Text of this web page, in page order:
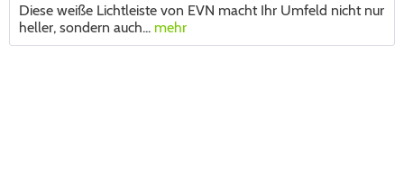
Diese weiße Lichtleiste von EVN macht Ihr Umfeld nicht nur
heller, sondern auch... mehr